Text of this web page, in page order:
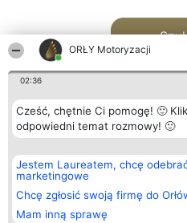
ORŁY Motoryzacji
02:36
Cześć, chętnie Ci pomogę! 🙂
odpowiedni temat rozmowy! 🙂
Jestem Laureatem, chcę
marketingowe
Chcę zgłosić swoją firmę do
Mam inną sprawę
Organizator plebiscytu
Bright Side Solutions sp. z o.
o. sp. k.
ul. Ruska 22
Wrocław 50-079
KRS 0000749100 | Regon
Laureaci